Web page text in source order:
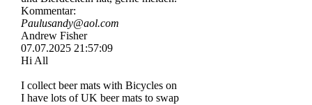
Kommentar:
Paulusandy@aol.com
Andrew Fisher
07.07.2025 21:57:09
Hi All
I collect beer mats with Bicycles on
I have lots of UK beer mats to swap